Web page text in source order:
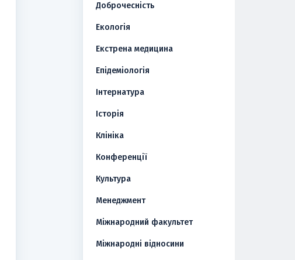
Доброчесність
Екологія
Екстрена медицина
Епідеміологія
Інтернатура
Історія
Клініка
Конференції
Культура
Менеджмент
Міжнародний факультет
Міжнародні відносини